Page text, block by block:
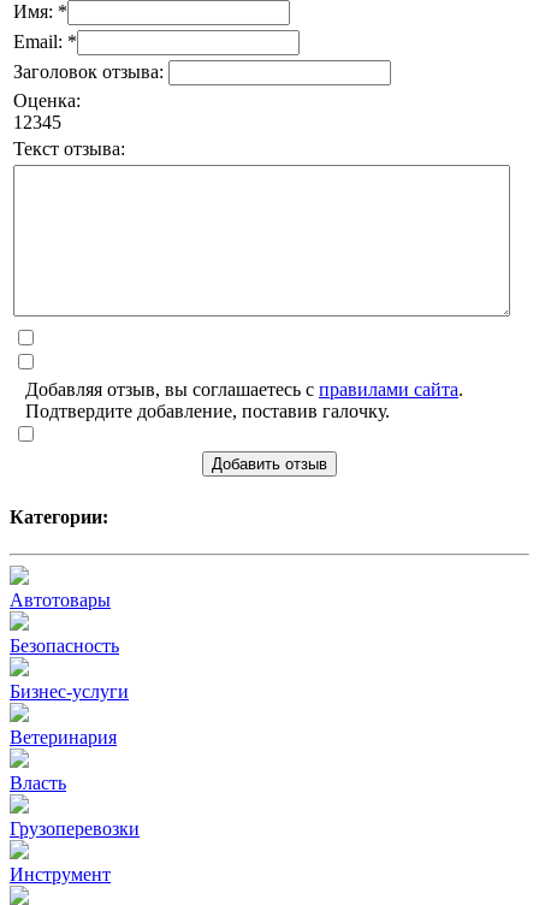
Имя: *
Email: *
Заголовок отзыва:
Оценка:
1 2345
Текст отзыва:
Добавляя отзыв, вы соглашаетесь с правилами сайта.
Подтвердите добавление, поставив галочку.
Добавить отзыв
Категории:
Автотовары
Безопасность
Бизнес-услуги
Ветеринария
Власть
Грузоперевозки
Инструмент